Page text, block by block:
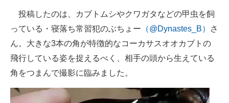
モノづくり技術者専門サイト
エレクトロニクス専門サイト
電子設計の基本と応用
投稿したのは、カブトムシやクワガタなどの甲虫を飼
っている・寝落ち常習犯のぶちょー （@Dynastes_B）
さ
ん。大きな3本の角が特徴的なコーカサスオオカブトの
飛行している姿を捉えるべく、相手の頭から生えている
角をつまんで撮影に臨みました。